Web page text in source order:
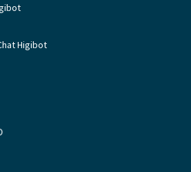
Higibot